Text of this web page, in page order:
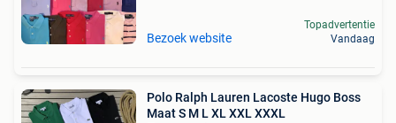
Bezoek website
Topadvertentie
Vandaag
Polo Ralph Lauren Lacoste Hugo Boss
Maat S M L XL XXL XXXL